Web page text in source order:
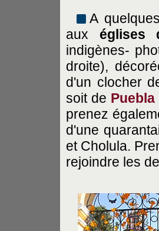
A
aux églises
indigènes-
droite),
d'un clocher
soit de Puebla
prenez
d'une
et Cholula.
rejoindre les